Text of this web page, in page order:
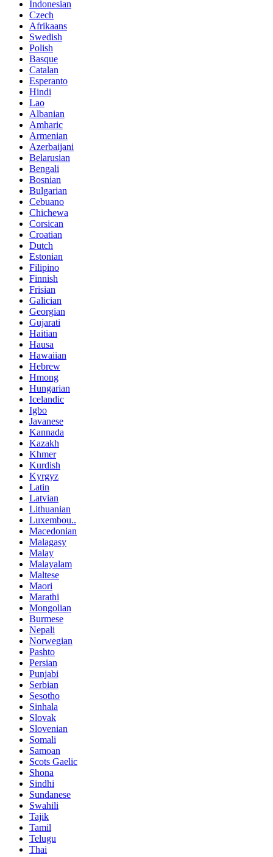
Indonesian
Czech
Afrikaans
Swedish
Polish
Basque
Catalan
Esperanto
Hindi
Lao
Albanian
Amharic
Armenian
Azerbaijani
Belarusian
Bengali
Bosnian
Bulgarian
Cebuano
Chichewa
Corsican
Croatian
Dutch
Estonian
Filipino
Finnish
Frisian
Galician
Georgian
Gujarati
Haitian
Hausa
Hawaiian
Hebrew
Hmong
Hungarian
Icelandic
Igbo
Javanese
Kannada
Kazakh
Khmer
Kurdish
Kyrgyz
Latin
Latvian
Lithuanian
Luxembou..
Macedonian
Malagasy
Malay
Malayalam
Maltese
Maori
Marathi
Mongolian
Burmese
Nepali
Norwegian
Pashto
Persian
Punjabi
Serbian
Sesotho
Sinhala
Slovak
Slovenian
Somali
Samoan
Scots Gaelic
Shona
Sindhi
Sundanese
Swahili
Tajik
Tamil
Telugu
Thai